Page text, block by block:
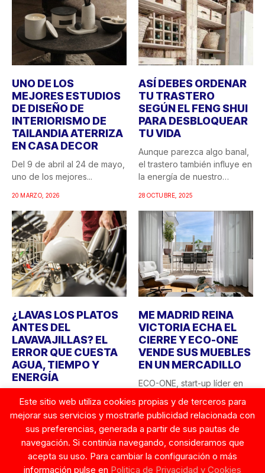
UNO DE LOS
MEJORES ESTUDIOS
DE DISEÑO DE
INTERIORISMO DE
TAILANDIA ATERRIZA
EN CASA DECOR
Del 9 de abril al 24 de mayo,
uno de los mejores...
20 MARZO, 2026
ASÍ DEBES ORDENAR
TU TRASTERO
SEGÚN EL FENG SHUI
PARA DESBLOQUEAR
TU VIDA
Aunque parezca algo banal,
el trastero también influye en
la energía de nuestro
28 OCTUBRE, 2025
¿LAVAS LOS PLATOS
ANTES DEL
LAVAVAJILLAS? EL
ERROR QUE CUESTA
AGUA, TIEMPO Y
ENERGÍA
antes de introducirlos en el
lavavajillas sigue...
26 AGOSTO, 2025
ME MADRID REINA
VICTORIA ECHA EL
CIERRE Y ECO-ONE
VENDE SUS MUEBLES
EN UN MERCADILLO
ECO-ONE, start-up líder en
España, sorprende con una
acción...
23 AGOSTO, 2025
Este sitio web utiliza cookies propias y de terceros para
mejorar sus servicios y mostrarle publicidad relacionada con
sus preferencias, generada a partir de sus pautas de
navegación. Si continúa navegando, consideramos que
acepta su uso. Para cambiar la configuración o más
información pulse en Politica de Privacidad y Cookies